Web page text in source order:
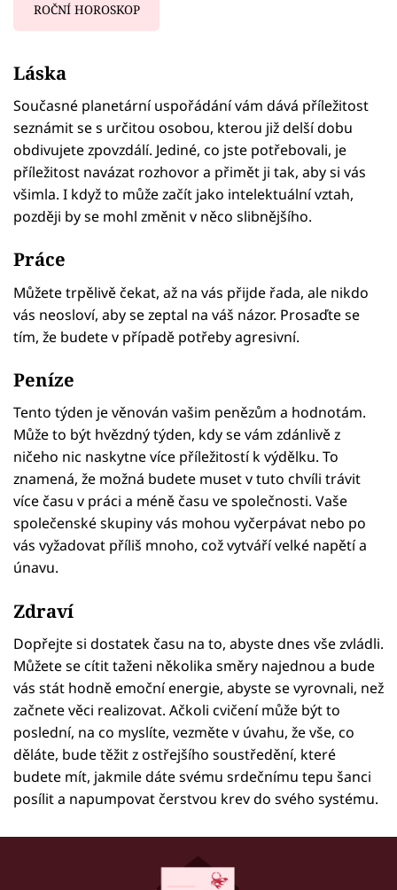
ROČNÍ HOROSKOP
Láska
Současné planetární uspořádání vám dává příležitost
seznámit se s určitou osobou, kterou již delší dobu
obdivujete zpovzdálí. Jediné, co jste potřebovali, je
příležitost navázat rozhovor a přimět ji tak, aby si vás
všimla. I když to může začít jako intelektuální vztah,
později by se mohl změnit v něco slibnějšího.
Práce
Můžete trpělivě čekat, až na vás přijde řada, ale nikdo
vás neosloví, aby se zeptal na váš názor. Prosaďte se
tím, že budete v případě potřeby agresivní.
Peníze
Tento týden je věnován vašim penězům a hodnotám.
Může to být hvězdný týden, kdy se vám zdánlivě z
ničeho nic naskytne více příležitostí k výdělku. To
znamená, že možná budete muset v tuto chvíli trávit
více času v práci a méně času ve společnosti. Vaše
společenské skupiny vás mohou vyčerpávat nebo po
vás vyžadovat příliš mnoho, což vytváří velké napětí a
únavu.
Zdraví
Dopřejte si dostatek času na to, abyste dnes vše zvládli.
Můžete se cítit taženi několika směry najednou a bude
vás stát hodně emoční energie, abyste se vyrovnali, než
začnete věci realizovat. Ačkoli cvičení může být to
poslední, na co myslíte, vezměte v úvahu, že vše, co
děláte, bude těžit z ostřejšího soustředění, které
budete mít, jakmile dáte svému srdečnímu tepu šanci
posílit a napumpovat čerstvou krev do svého systému.